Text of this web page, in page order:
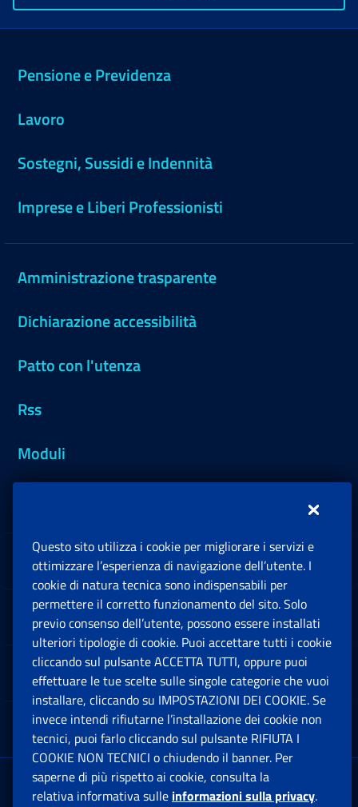
Pensione e Previdenza
Lavoro
Sostegni, Sussidi e Indennità
Imprese e Liberi Professionisti
Amministrazione trasparente
Dichiarazione accessibilità
Patto con l'utenza
Rss
Moduli
Sedi e Contatti
Software
Note Legali
App mobile
Sede Legale : Via Ciro il Grande, 21
Questo sito utilizza i cookie per migliorare i servizi e
ottimizzare l’esperienza di navigazione dell’utente. I
cookie di natura tecnica sono indispensabili per
permettere il corretto funzionamento del sito. Solo
previo consenso dell’utente, possono essere installati
ulteriori tipologie di cookie. Puoi accettare tutti i cookie
cliccando sul pulsante ACCETTA TUTTI, oppure puoi
effettuare le tue scelte sulle singole categorie che vuoi
installare, cliccando su IMPOSTAZIONI DEI COOKIE. Se
invece intendi rifiutarne l’installazione dei cookie non
tecnici, puoi farlo cliccando sul pulsante RIFIUTA I
COOKIE NON TECNICI o chiudendo il banner. Per
saperne di più rispetto ai cookie, consulta la
relativa informativa sulle informazioni sulla privacy.